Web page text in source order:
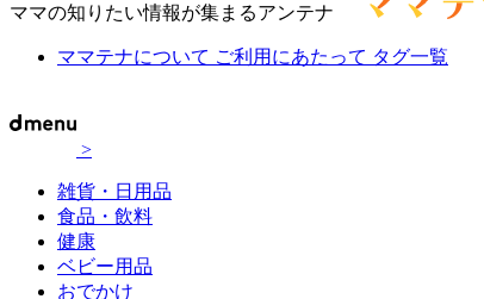
ママの知りたい情報が集まるアンテナ
ママテナについて ご利用にあたって タグ一覧
>
雑貨・日用品
食品・飲料
健康
ベビー用品
おでかけ